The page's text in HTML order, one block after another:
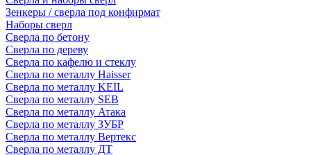
Зенкеры / сверла под конфирмат
Наборы сверл
Сверла по бетону
Сверла по дереву
Сверла по кафелю и стеклу
Сверла по металлу Haisser
Сверла по металлу KEIL
Сверла по металлу SEB
Сверла по металлу Атака
Сверла по металлу ЗУБР
Сверла по металлу Вертекс
Сверла по металлу ДТ